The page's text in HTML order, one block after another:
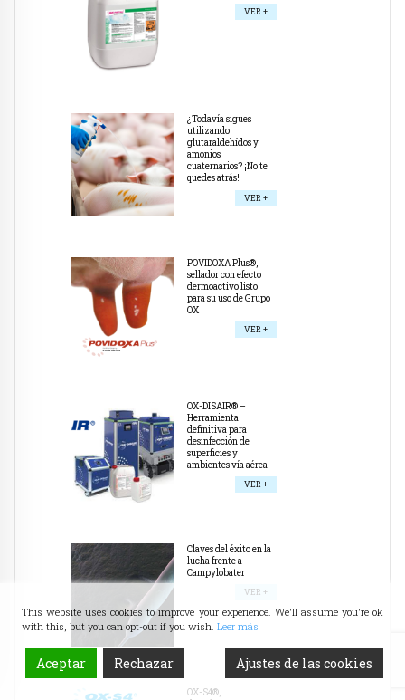
VER +
¿Todavía sigues
utilizando
glutaraldehídos y
amonios
cuaternarios? ¡No te
quedes atrás!
VER +
POVIDOXA Plus®,
sellador con efecto
dermoactivo listo
para su uso de Grupo
OX
VER +
OX-DISAIR® –
Herramienta
definitiva para
desinfección de
superficies y
ambientes vía aérea
VER +
Claves del éxito en la
lucha frente a
Campylobater
VER +
OX-S4®,
This website uses cookies to improve your experience. We'll assume you're ok
with this, but you can opt-out if you wish. Leer más
Aceptar Rechazar Ajustes de las cookies